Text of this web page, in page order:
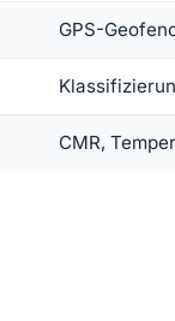
GPS-
CMR,